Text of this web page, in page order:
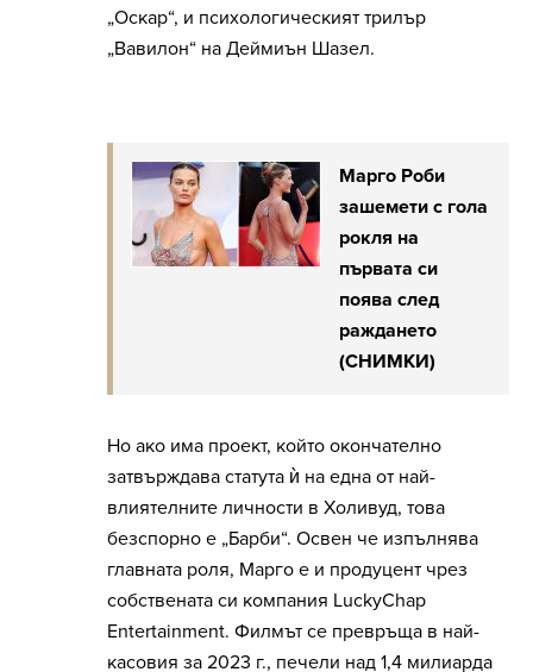
„Оскар“, и психологическият трилър
„Вавилон“ на Деймиън Шазел.
Марго Роби
зашемети с гола
рокля на
първата си
поява след
раждането
(СНИМКИ)
Но ако има проект, който окончателно
затвърждава статута ѝ на една от най-
влиятелните личности в Холивуд, това
безспорно е „Барби“. Освен че изпълнява
главната роля, Марго е и продуцент чрез
собствената си компания LuckyChap
Entertainment. Филмът се превръща в най-
касовия за 2023 г., печели над 1,4 милиарда